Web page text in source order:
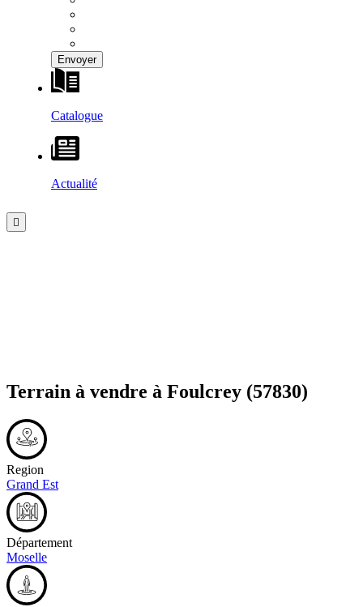
Catalogue
Actualité
Terrain à vendre à Foulcrey (57830)
Region
Grand Est
Département
Moselle